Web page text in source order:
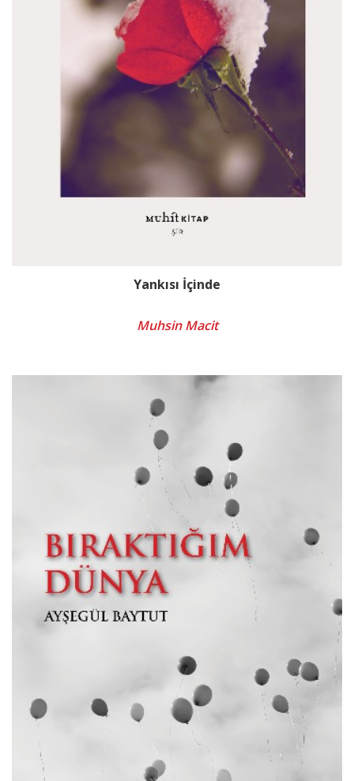
Yankısı İçinde
Muhsin Macit